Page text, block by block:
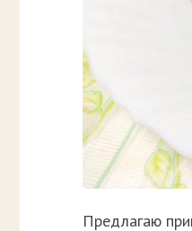
Предлагаю